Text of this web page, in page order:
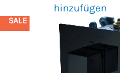
SALE
hinzufügen